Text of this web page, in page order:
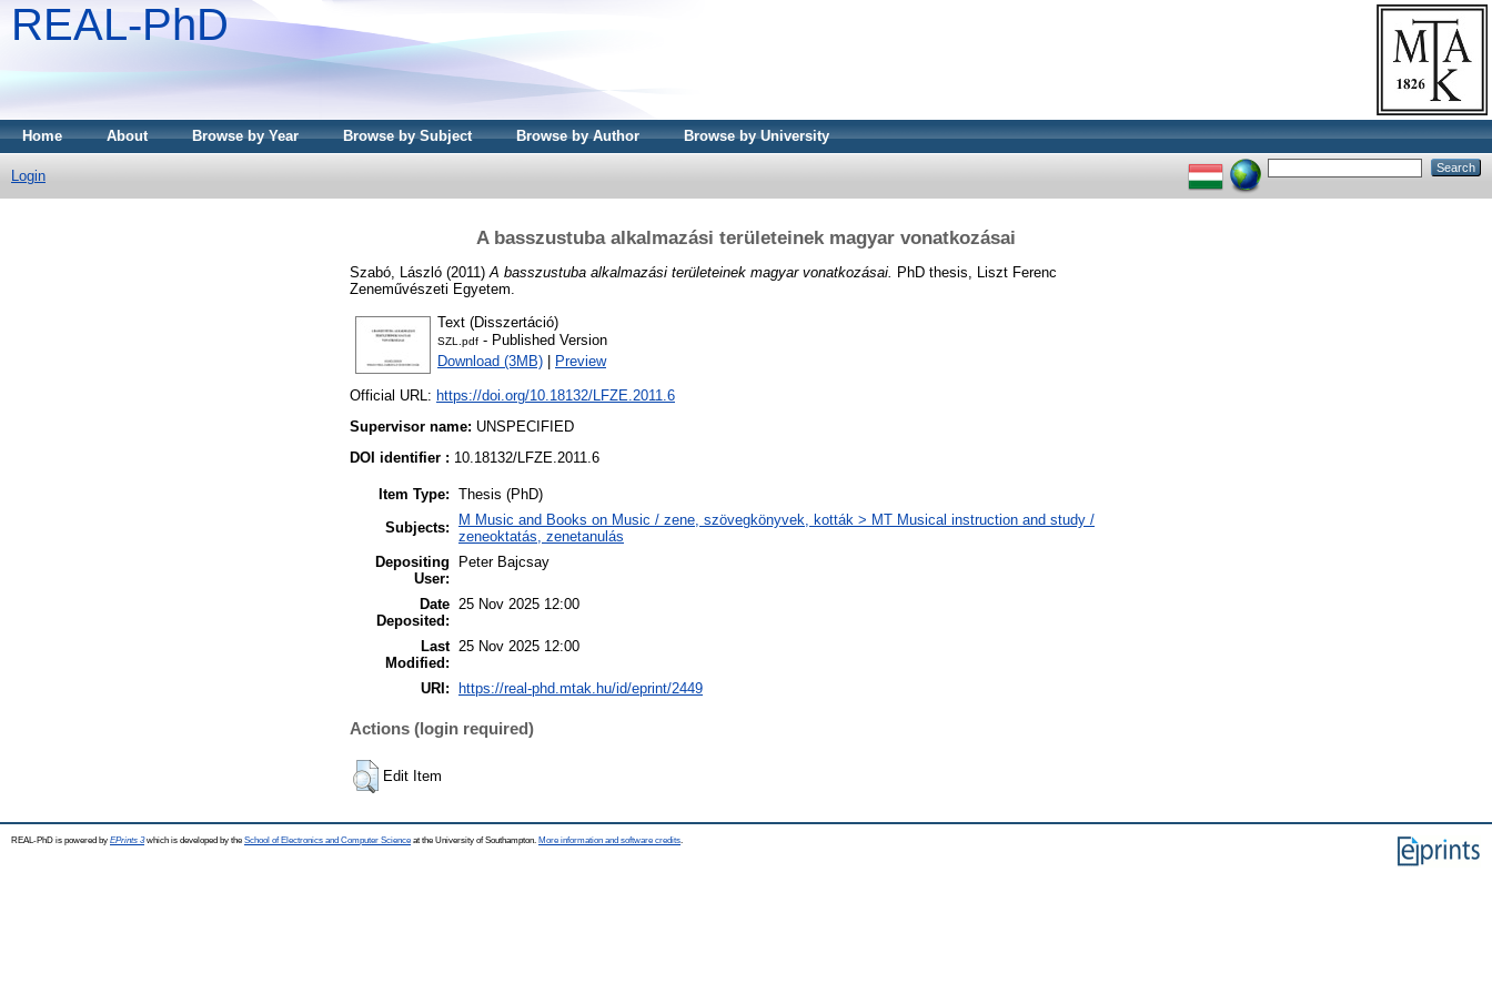
REAL-PhD
Home About Browse by Year Browse by Subject Browse by Author Browse by University
Login
A basszustuba alkalmazási területeinek magyar vonatkozásai
Szabó, László (2011) A basszustuba alkalmazási területeinek magyar vonatkozásai. PhD thesis, Liszt Ferenc
Zeneművészeti Egyetem.
Text (Disszertáció)
SZL.pdf - Published Version
Download (3MB)
Preview
Official URL: https://doi.org/10.18132/LFZE.2011.6
Supervisor name: UNSPECIFIED
DOI identifier : 10.18132/LFZE.2011.6
Item Type: Thesis (PhD)
Subjects:
M Music and Books on Music / zene, szövegkönyvek, kották > MT Musical instruction and study /
zeneoktatás, zenetanulás
Depositing
User:
Peter Bajcsay
Date
Deposited:
25 Nov 2025 12:00
Last
Modified:
25 Nov 2025 12:00
URI: https://real-phd.mtak.hu/id/eprint/2449
Actions (login required)
Edit Item
REAL-PhD is powered by EPrints 3which is developed by the School of Electronics and Computer Science at the University of Southampton. More information and software credits